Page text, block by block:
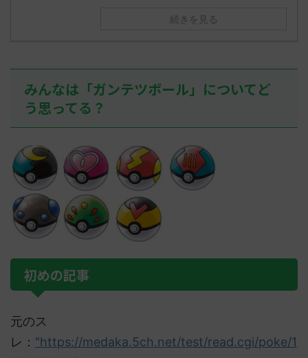
続きを見る
みんなは「ガンテツボール」についてど
う思ってる？
初めの記事
元のス
レ： "https://medaka.5ch.net/test/read.cgi/poke/1